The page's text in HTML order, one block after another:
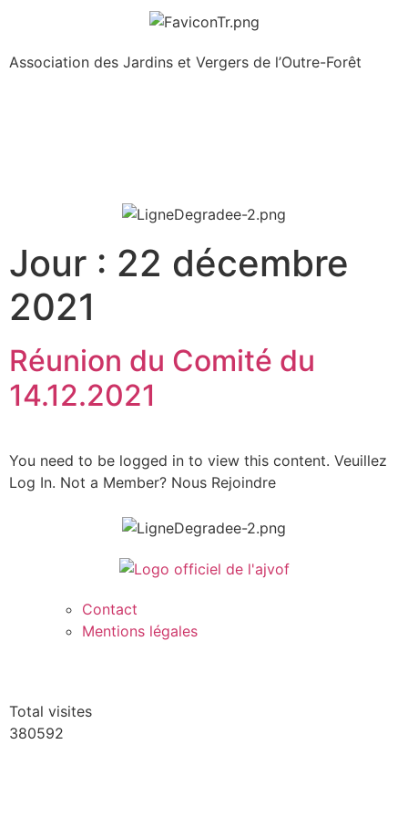
Association des Jardins et Vergers de l’Outre-Forêt
Jour : 22 décembre
2021
Réunion du Comité du
14.12.2021
You need to be logged in to view this content. Veuillez
Log In. Not a Member? Nous Rejoindre
Contact
Mentions légales
Total visites
380592